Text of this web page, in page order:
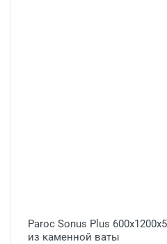
Paroc Sonus Plus
из каменной ваты